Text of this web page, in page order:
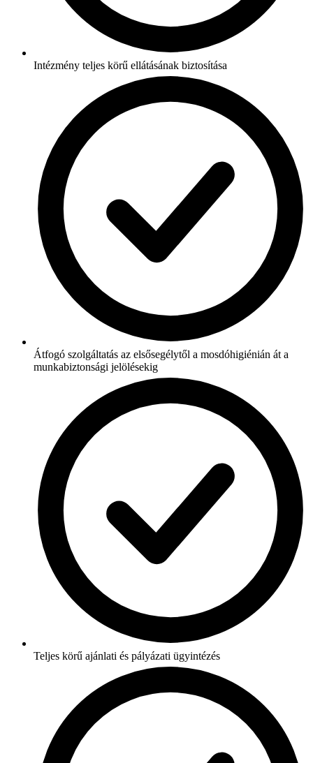
Intézmény teljes körű ellátásának biztosítása
Átfogó szolgáltatás az elsősegélytől a mosdóhigiénián át a
munkabiztonsági jelölésekig
Teljes körű ajánlati és pályázati ügyintézés